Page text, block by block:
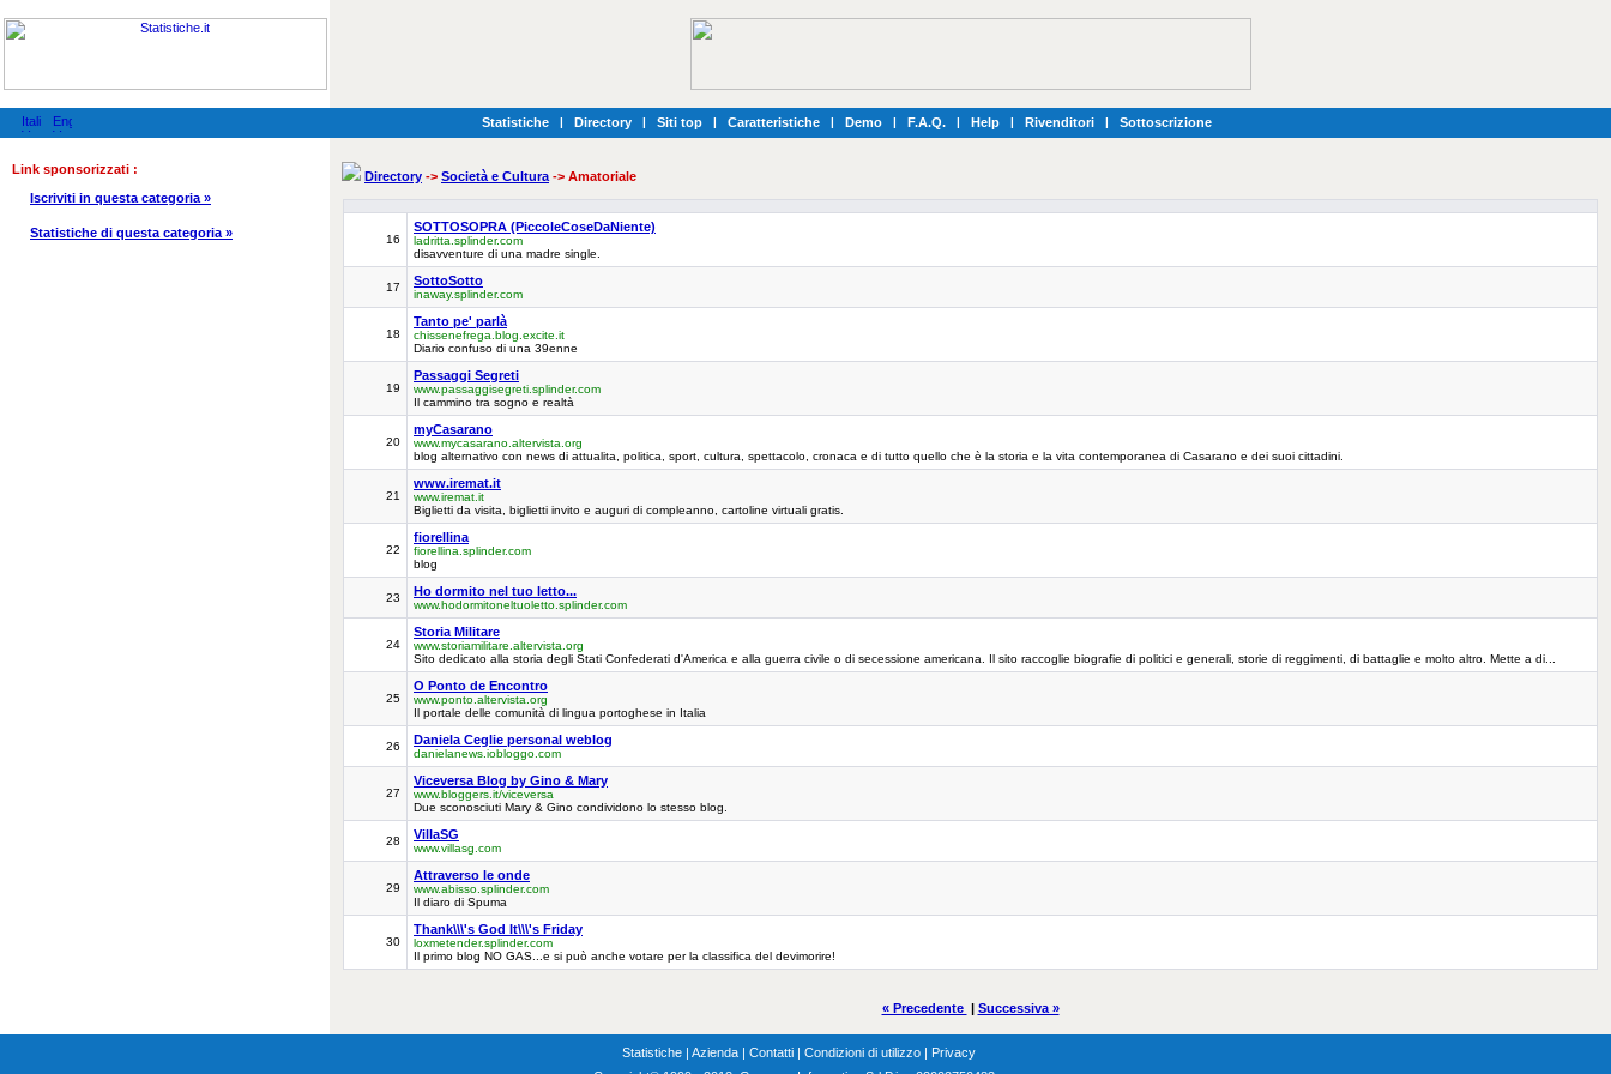
Statistiche | Directory | Siti top | Caratteristiche | Demo | F.A.Q. | Help | Rivenditori | Sottoscrizione
Link sponsorizzati :
Iscriviti in questa categoria »
Statistiche di questa categoria »
Directory -> Società e Cultura -> Amatoriale
16
SOTTOSOPRA (PiccoleCoseDaNiente)
ladritta.splinder.com
disavventure di una madre single.
17 SottoSotto
inaway.splinder.com
18
Tanto pe' parlà
chissenefrega.blog.excite.it
Diario confuso di una 39enne
19
Passaggi Segreti
www.passaggisegreti.splinder.com
Il cammino tra sogno e realtà
20
myCasarano
www.mycasarano.altervista.org
blog alternativo con news di attualita, politica, sport, cultura, spettacolo, cronaca e di tutto quello che è la storia e la vita contemporanea di Casarano e dei suoi cittadini.
21
www.iremat.it
www.iremat.it
Biglietti da visita, biglietti invito e auguri di compleanno, cartoline virtuali gratis.
22
fiorellina
fiorellina.splinder.com
blog
23 Ho dormito nel tuo letto...
www.hodormitoneltuoletto.splinder.com
24
Storia Militare
www.storiamilitare.altervista.org
Sito dedicato alla storia degli Stati Confederati d'America e alla guerra civile o di secessione americana. Il sito raccoglie biografie di politici e generali, storie di reggimenti, di battaglie e molto altro. Mette a di...
25
O Ponto de Encontro
www.ponto.altervista.org
Il portale delle comunità di lingua portoghese in Italia
26 Daniela Ceglie personal weblog
danielanews.iobloggo.com
27
Viceversa Blog by Gino & Mary
www.bloggers.it/viceversa
Due sconosciuti Mary & Gino condividono lo stesso blog.
28 VillaSG
www.villasg.com
29
Attraverso le onde
www.abisso.splinder.com
Il diaro di Spuma
30
Thank\\\'s God It\\\'s Friday
loxmetender.splinder.com
Il primo blog NO GAS...e si può anche votare per la classifica del devimorire!
« Precedente | Successiva »
Statistiche| Azienda| Contatti| Condizioni di utilizzo| Privacy